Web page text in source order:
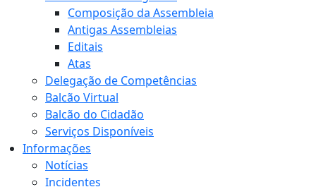
Composição da Assembleia
Antigas Assembleias
Editais
Atas
Delegação de Competências
Balcão Virtual
Balcão do Cidadão
Serviços Disponíveis
Informações
Notícias
Incidentes